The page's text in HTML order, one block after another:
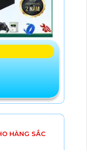
HÀNG SẮC